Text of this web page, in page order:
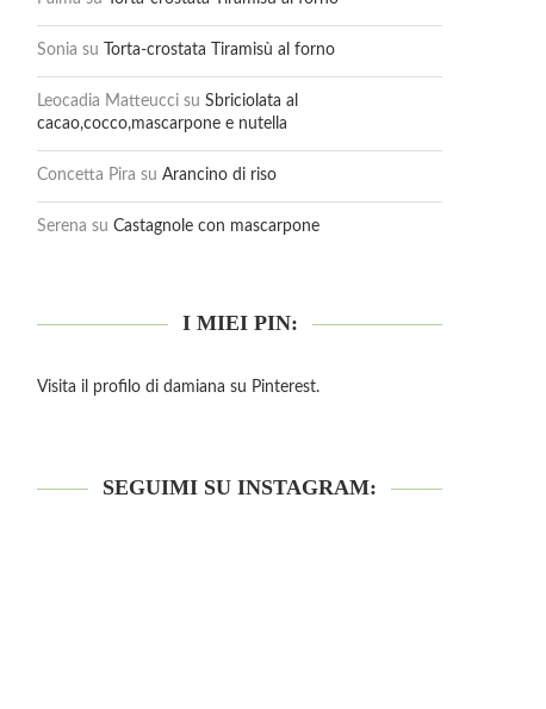
Sonia su Torta-crostata Tiramisù al forno
Leocadia Matteucci su Sbriciolata al
cacao,cocco,mascarpone e nutella
Concetta Pira su Arancino di riso
Serena su Castagnole con mascarpone
I MIEI PIN:
Visita il profilo di damiana su Pinterest.
SEGUIMI SU INSTAGRAM: